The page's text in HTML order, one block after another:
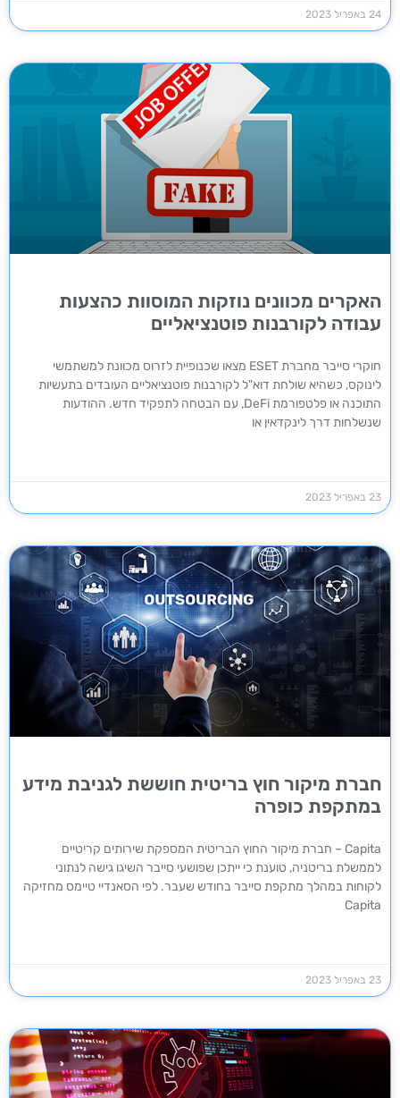
24 באפריל 2023
האקרים מכוונים נוזקות המוסוות כהצעות
עבודה לקורבנות פוטנציאליים
חוקרי סייבר מחברת ESET מצאו שכנופיית לזרוס מכוונת למשתמשי
לינוקס, כשהיא שולחת דוא"ל לקורבנות פוטנציאליים העובדים בתעשיות
התוכנה או פלטפורמת DeFi, עם הבטחה לתפקיד חדש. ההודעות
שנשלחות דרך לינקדאין או
23 באפריל 2023
חברת מיקור חוץ בריטית חוששת לגניבת מידע
במתקפת כופרה
Capita – חברת מיקור החוץ הבריטית המספקת שירותים קריטיים
לממשלת בריטניה, טוענת כי ייתכן שפושעי סייבר השיגו גישה לנתוני
לקוחות במהלך מתקפת סייבר בחודש שעבר. לפי הסאנדיי טיימס מחזיקה
Capita
23 באפריל 2023